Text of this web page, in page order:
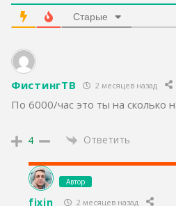
Старые
ФистингТВ 2 месяцев назад
По 6000/час это ты на сколько
4 Ответить
Автор
fixin 2 месяцев назад